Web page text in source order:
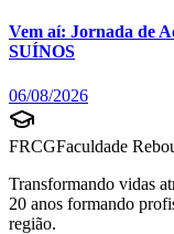
Vem aí: Jornada de
SUÍNOS
06/08/2026
FRCGFaculdade
Transformando vidas
20 anos formando
região.